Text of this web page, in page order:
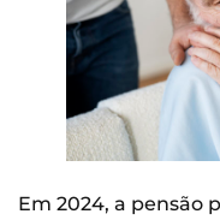
Em 2024, a pensão